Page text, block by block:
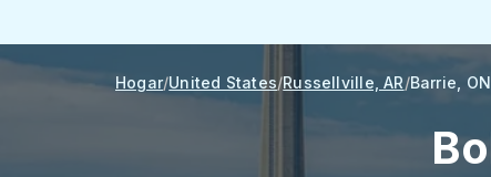
Hogar United States Russellville, AR Barrie, ON